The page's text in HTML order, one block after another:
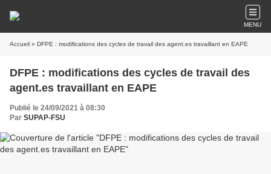
MENU
Accueil » DFPE : modifications des cycles de travail des agent.es travaillant en EAPE
DFPE : modifications des cycles de travail des
agent.es travaillant en EAPE
Publié le 24/09/2021 à 08:30
Par SUPAP-FSU